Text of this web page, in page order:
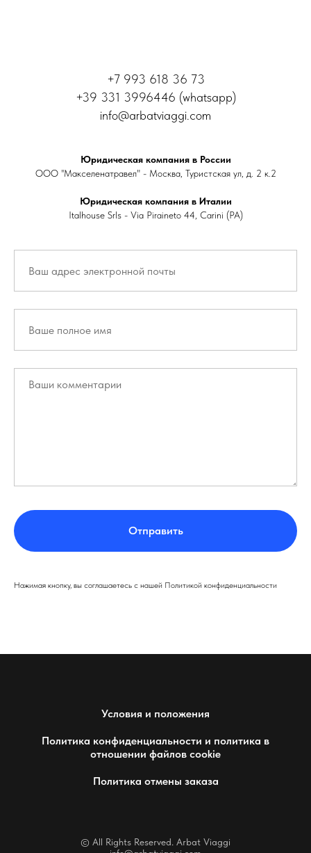
+7 993 618 36 73
+39 331 3996446 (whatsapp)
info@arbatviaggi.com
Юридическая компания в России
ООО "Макселенатравел" - Москва, Туристская ул, д. 2 к.2
Юридическая компания в Италии
Italhouse Srls - Via Piraineto 44, Carini (PA)
Отправить
Нажимая кнопку, вы соглашаетесь с нашей Политикой конфиденциальности
Условия и положения
Политика конфиденциальности и политика в
отношении файлов cookie
Политика отмены заказа
© All Rights Reserved. Arbat Viaggi